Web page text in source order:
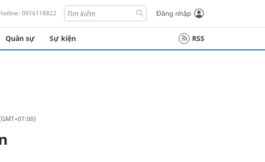
0916118822 Đăng nhập
Quân sự Sự kiện RSS